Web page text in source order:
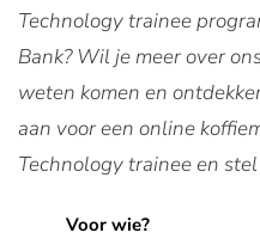
Technology trainee
Bank? Wil je meer over
weten komen en
aan voor een online
Technology trainee en
Voor wie?